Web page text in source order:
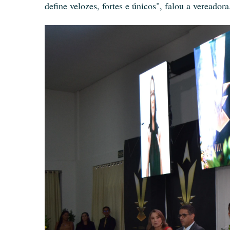
define velozes, fortes e únicos", falou a